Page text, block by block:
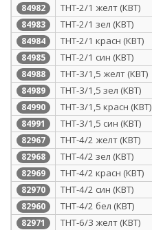
84982 ТНТ-2/1 желт (КВТ)
84983 ТНТ-2/1 зел (КВТ)
84984 ТНТ-2/1 красн (КВТ)
84985 ТНТ-2/1 син (КВТ)
84988 ТНТ-3/1,5 желт (КВТ)
84989 ТНТ-3/1,5 зел (КВТ)
84990 ТНТ-3/1,5 красн (КВТ)
84991 ТНТ-3/1,5 син (КВТ)
82967 ТНТ-4/2 желт (КВТ)
82968 ТНТ-4/2 зел (КВТ)
82969 ТНТ-4/2 красн (КВТ)
82970 ТНТ-4/2 син (КВТ)
82960 ТНТ-4/2 бел (КВТ)
82971 ТНТ-6/3 желт (КВТ)